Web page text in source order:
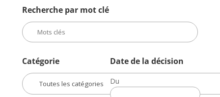
Recherche par mot clé
Catégorie Date de la décision
Du
Date